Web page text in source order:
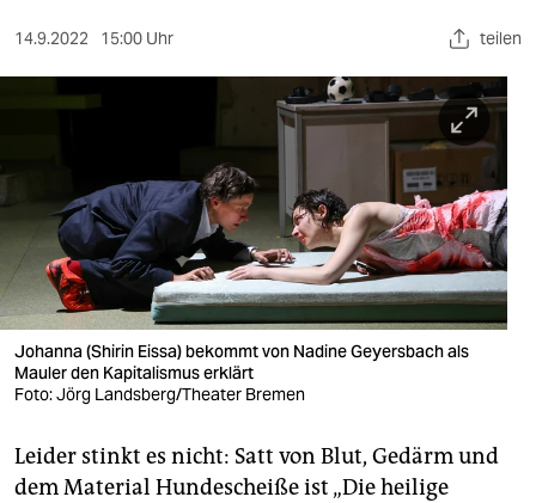
sport
wahrheit
verlag
verlag
veranstaltungen
fragen & hilfe
14.9.2022 15:00 Uhr teilen
Johanna (Shirin Eissa) bekommt von Nadine Geyersbach als
Mauler den Kapitalismus erklärt
Foto: Jörg Landsberg/Theater Bremen
Leider stinkt es nicht: Satt von Blut, Gedärm und
dem Material Hundescheiße ist „Die heilige